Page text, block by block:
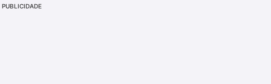
PUBLICIDADE